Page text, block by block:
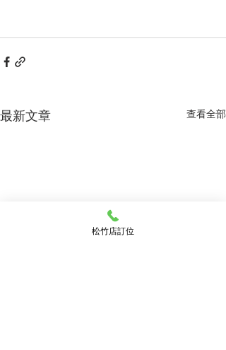
最新文章 查看全部
松竹店訂位